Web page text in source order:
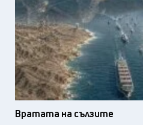
Вратата на сълзите